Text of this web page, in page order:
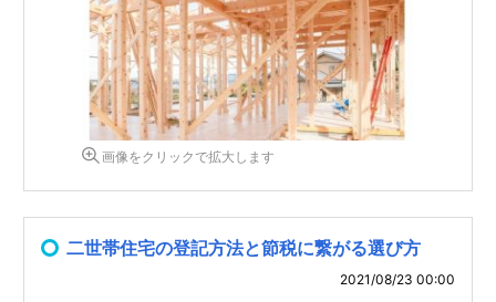
画像をクリックで拡大します
二世帯住宅の登記方法と節税に繋がる選び方
2021/08/23 00:00